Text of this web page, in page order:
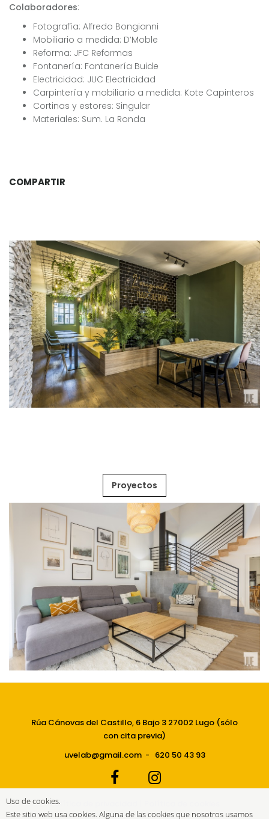
Colaboradores:
Fotografía: Alfredo Bongianni
Mobiliario a medida: D’Moble
Reforma: JFC Reformas
Fontanería: Fontanería Buide
Electricidad: JUC Electricidad
Carpintería y mobiliario a medida: Kote Capinteros
Cortinas y estores: Singular
Materiales: Sum. La Ronda
COMPARTIR
Proyectos
Rúa Cánovas del Castillo, 6 Bajo 3 27002 Lugo (sólo
con cita previa)
uvelab@gmail.com- 620 50 43 93
Política de privacidad
Uso de cookies.
Este sitio web usa cookies. Alguna de las cookies que nosotros usamos